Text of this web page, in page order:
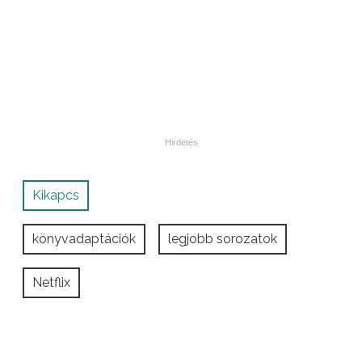
Kikapcs
könyvadaptációk legjobb sorozatok
Netflix